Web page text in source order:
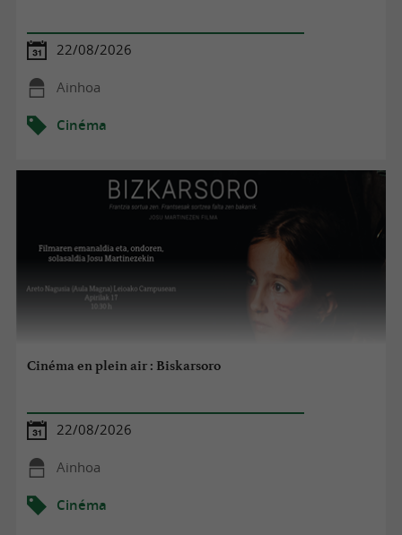
22/08/2026
Ainhoa
Cinéma
Cinéma en plein air : Biskarsoro
22/08/2026
Ainhoa
Cinéma